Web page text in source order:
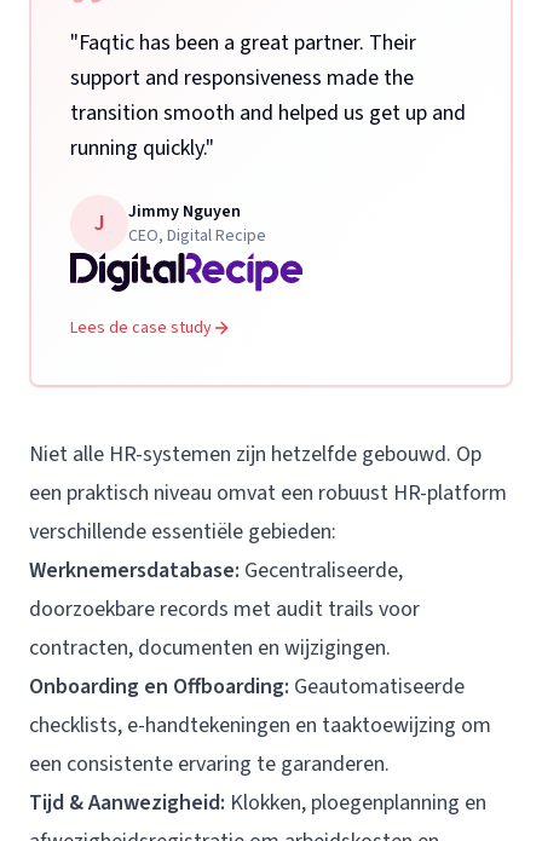
"Faqtic has been a great partner. Their
support and responsiveness made the
transition smooth and helped us get up and
running quickly."
J
Jimmy Nguyen
CEO, Digital Recipe
Lees de case study
Niet alle HR-systemen zijn hetzelfde gebouwd. Op
een praktisch niveau omvat een robuust HR-platform
verschillende essentiële gebieden:
Werknemersdatabase: Gecentraliseerde,
doorzoekbare records met audit trails voor
contracten, documenten en wijzigingen.
Onboarding en Offboarding: Geautomatiseerde
checklists, e-handtekeningen en taaktoewijzing om
een consistente ervaring te garanderen.
Tijd & Aanwezigheid: Klokken, ploegenplanning en